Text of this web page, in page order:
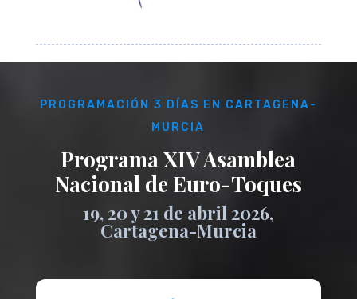
PROGRAMACIÓN 3 DÍAS EN CARTAGENA-
MURCIA
Programa XIV Asamblea
Nacional de Euro-Toques
19, 20 y 21 de abril 2026,
Cartagena-Murcia